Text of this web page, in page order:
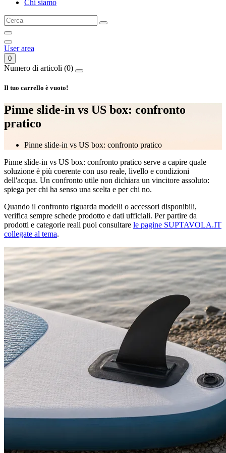
Leash di sicurezza
Canotti
Pagaie
Gommoni
Chi siamo
User area
0
Numero di articoli (0)
Il tuo carrello è vuoto!
Pinne slide-in vs US box: confronto
pratico
Pinne slide-in vs US box: confronto pratico
Pinne slide-in vs US box: confronto pratico serve a capire quale
soluzione è più coerente con uso reale, livello e condizioni
dell'acqua. Un confronto utile non dichiara un vincitore assoluto:
spiega per chi ha senso una scelta e per chi no.
Quando il confronto riguarda modelli o accessori disponibili,
verifica sempre schede prodotto e dati ufficiali. Per partire da
prodotti e categorie reali puoi consultare le pagine SUPTAVOLA.IT
collegate al tema.